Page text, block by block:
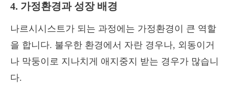
4. 가정환경과 성장 배경
나르시시스트가 되는 과정에는 가정환경이 큰 역할
을 합니다. 불우한 환경에서 자란 경우나, 외동이거
나 막둥이로 지나치게 애지중지 받는 경우가 많습니
다.